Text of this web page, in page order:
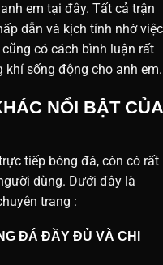
em tại đây. Tất cả trận
dẫn và kịch tính nhờ việc
có cách bình luận rất
khí sống động cho anh em.
NỔI BẬT CỦA
tiếp bóng đá, còn có rất
dùng. Dưới đây là
trang :
ĐÁ ĐẦY ĐỦ VÀ CHI